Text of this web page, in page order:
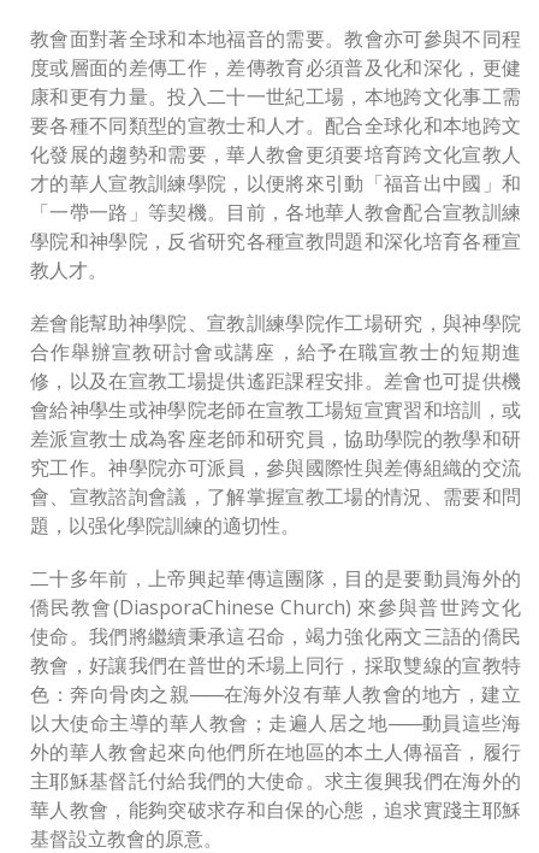
教會面對著全球和本地福音的需要。教會亦可參與不同程
度或層面的差傳工作，差傳教育必須普及化和深化，更健
康和更有力量。投入二十一世紀工場，本地跨文化事工需
要各種不同類型的宣教士和人才。配合全球化和本地跨文
化發展的趨勢和需要，華人教會更須要培育跨文化宣教人
才的華人宣教訓練學院，以便將來引動「福音出中國」和
「一帶一路」等契機。目前，各地華人教會配合宣教訓練
學院和神學院，反省研究各種宣教問題和深化培育各種宣
教人才。
差會能幫助神學院、宣教訓練學院作工場研究，與神學院
合作舉辦宣教研討會或講座，給予在職宣教士的短期進
修，以及在宣教工場提供遙距課程安排。差會也可提供機
會給神學生或神學院老師在宣教工場短宣實習和培訓，或
差派宣教士成為客座老師和研究員，協助學院的教學和研
究工作。神學院亦可派員，參與國際性與差傳組織的交流
會、宣教諮詢會議，了解掌握宣教工場的情況、需要和問
題，以强化學院訓練的適切性。
二十多年前，上帝興起華傳這團隊，目的是要動員海外的
僑民教會(DiasporaChinese Church) 來參與普世跨文化
使命。我們將繼續秉承這召命，竭力強化兩文三語的僑民
教會，好讓我們在普世的禾場上同行，採取雙線的宣教特
色：奔向骨肉之親——在海外沒有華人教會的地方，建立
以大使命主導的華人教會；走遍人居之地——動員這些海
外的華人教會起來向他們所在地區的本土人傳福音，履行
主耶穌基督託付給我們的大使命。求主復興我們在海外的
華人教會，能夠突破求存和自保的心態，追求實踐主耶穌
基督設立教會的原意。